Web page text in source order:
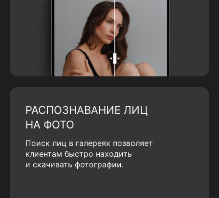
РАСПОЗНАВАНИЕ ЛИЦ
НА ФОТО
Поиск лиц в галереях позволяет
клиентам быстро находить
и скачивать фотографии.